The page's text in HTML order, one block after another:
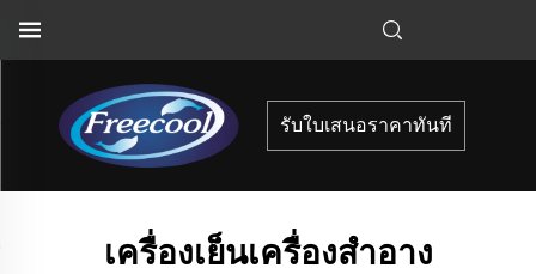
รับใบเสนอราคาทันที
เครื่องเย็นเครื่องสําอาง